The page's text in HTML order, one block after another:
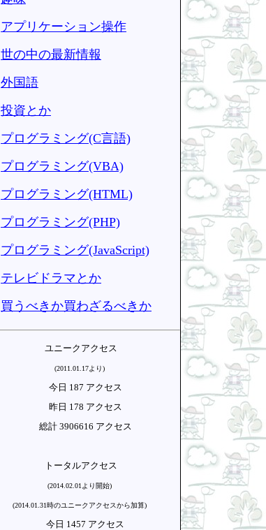
アプリケーション操作
世の中の最新情報
外国語
投資とか
プログラミング(C言語)
プログラミング(VBA)
プログラミング(HTML)
プログラミング(PHP)
プログラミング(JavaScript)
テレビドラマとか
買うべきか買わざるべきか
ユニークアクセス
(2011.01.17より)
今日 187 アクセス
昨日 178 アクセス
総計 3906616 アクセス
トータルアクセス
(2014.02.01より開始)
(2014.01.31時のユニークアクセスから加算)
今日 1457 アクセス